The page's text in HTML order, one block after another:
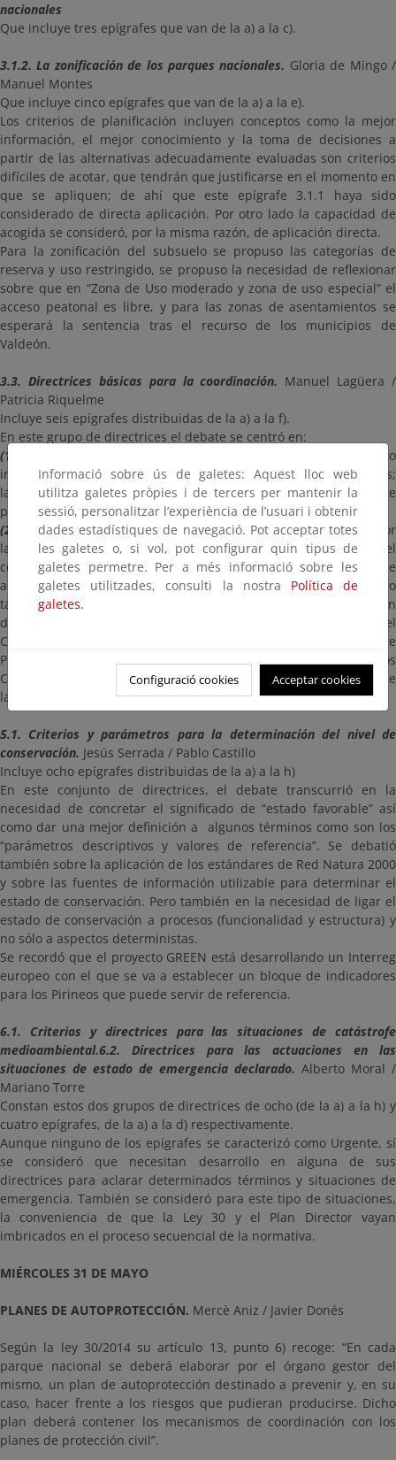
nacionales
Que incluye tres epígrafes que van de la a) a la c).
3.1.2. La zonificación de los parques nacionales. Gloria de Mingo /
Manuel Montes
Que incluye cinco epígrafes que van de la a) a la e).
Los criterios de planificación incluyen conceptos como la mejor
información, el mejor conocimiento y la toma de decisiones a
partir de las alternativas adecuadamente evaluadas son criterios
difíciles de acotar, que tendrán que justificarse en el momento en
que se apliquen; de ahí que este epígrafe 3.1.1 haya sido
considerado de directa aplicación. Por otro lado la capacidad de
acogida se consideró, por la misma razón, de aplicación directa.
Para la zonificación del subsuelo se propuso las categorías de
reserva y uso restringido, se propuso la necesidad de reflexionar
sobre que en “Zona de Uso moderado y zona de uso especial” el
acceso peatonal es libre, y para las zonas de asentamientos se
esperará la sentencia tras el recurso de los municipios de
Valdeón.
3.3. Directrices básicas para la coordinación. Manuel Lagüera /
Patricia Riquelme
Incluye seis epígrafes distribuidas de la a) a la f).
En este grupo de directrices el debate se centró en:
(1) El epígrafe 3.3 a):
papel que el OAPN debe hacer en el ámbito
internacional como es el caso de parques nacionales colindantes;
la mayor coordinación entre administraciones requiere que este
punto se desarrolle más.
(2) El epígrafe 3.3.c)se consideró como urgente su desarrollo por
la necesidad de tratar las Actuaciones comunes de Red en el
conjunto de normas donde se habla de ellas. El Programa de
actuaciones comunes lo recoge la Ley 30 en su art 16, pero
también en el art 19 y otros artículos por ejemplo cuando hablan
de los convenios. También el RD del Consejo de la Red y el del
CCC. De los contenidos de estas normativas se deduce que este
Programa debe articularse en Planes Plurianuales y en los
Convenios con las CCAA, lo deben informar el CCC y el Consejo de
la Red. Es un trabajo que debe iniciar el OAPN.
5.1. Criterios y parámetros para la determinación del nivel de
conservación. Jesús Serrada / Pablo Castillo
Incluye ocho epígrafes distribuidas de la a) a la h)
En este conjunto de directrices, el debate transcurrió en la
necesidad de concretar el significado de “estado favorable” así
como dar una mejor definición a algunos términos como son los
“parámetros descriptivos y valores de referencia”. Se debatió
también sobre la aplicación de los estándares de Red Natura 2000
y sobre las fuentes de información utilizable para determinar el
estado de conservación. Pero también en la necesidad de ligar el
estado de conservación a procesos (funcionalidad y estructura) y
no sólo a aspectos deterministas.
Se recordó que el proyecto GREEN está desarrollando un Interreg
europeo con el que se va a establecer un bloque de indicadores
para los Pirineos que puede servir de referencia.
6.1. Criterios y directrices para las situaciones de catástrofe
medioambiental.6.2. Directrices para las actuaciones en las
situaciones de estado de emergencia declarado. Alberto Moral /
Mariano Torre
Constan estos dos grupos de directrices de ocho (de la a) a la h) y
cuatro epígrafes, de la a) a la d) respectivamente.
Aunque ninguno de los epígrafes se caracterizó como Urgente, sí
se consideró que necesitan desarrollo en alguna de sus
directrices para aclarar determinados términos y situaciones de
emergencia. También se consideró para este tipo de situaciones,
la conveniencia de que la Ley 30 y el Plan Director vayan
imbricados en el proceso secuencial de la normativa.
MIÉRCOLES 31 DE MAYO
PLANES DE AUTOPROTECCIÓN. Mercè Aniz / Javier Donés
Según la ley 30/2014 su artículo 13, punto 6) recoge: “En cada
parque nacional se deberá elaborar por el órgano gestor del
mismo, un plan de autoprotección destinado a prevenir y, en su
caso, hacer frente a los riesgos que pudieran producirse. Dicho
plan deberá contener los mecanismos de coordinación con los
planes de protección civil”.
Informació sobre ús de galetes: Aquest lloc web
utilitza galetes pròpies i de tercers per mantenir la
sessió, personalitzar l’experiència de l’usuari i obtenir
dades estadístiques de navegació. Pot acceptar totes
les galetes o, si vol, pot configurar quin tipus de
galetes permetre. Per a més informació sobre les
galetes utilitzades, consulti la nostra Política de
galetes.
Configuració cookies Acceptar cookies